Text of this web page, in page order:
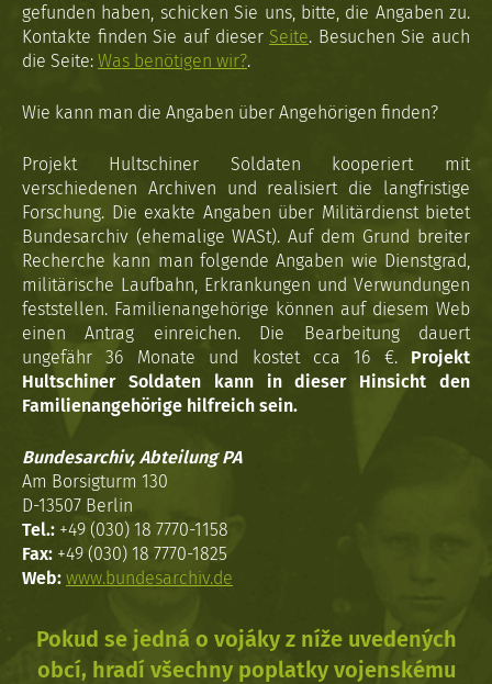
gefunden haben, schicken Sie uns, bitte, die Angaben zu.
Kontakte finden Sie auf dieser Seite. Besuchen Sie auch
die Seite: Was benötigen wir?.
Wie kann man die Angaben über Angehörigen finden?
Projekt Hultschiner Soldaten kooperiert mit
verschiedenen Archiven und realisiert die langfristige
Forschung. Die exakte Angaben über Militärdienst bietet
Bundesarchiv (ehemalige WASt). Auf dem Grund breiter
Recherche kann man folgende Angaben wie Dienstgrad,
militärische Laufbahn, Erkrankungen und Verwundungen
feststellen. Familienangehörige können auf diesem Web
einen Antrag einreichen. Die Bearbeitung dauert
ungefähr 36 Monate und kostet cca 16 €. Projekt
Hultschiner Soldaten kann in dieser Hinsicht den
Familienangehörige hilfreich sein.
Bundesarchiv, Abteilung PA
Am Borsigturm 130
D-13507 Berlin
Tel.: +49 (030) 18 7770-1158
Fax: +49 (030) 18 7770-1825
Web: www.bundesarchiv.de
Pokud se jedná o vojáky z níže uvedených
obcí, hradí všechny poplatky vojenskému